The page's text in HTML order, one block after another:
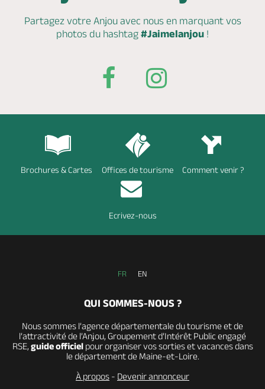
Partagez votre Anjou avec nous en marquantvos
photos du hashtag #Jaimelanjou !
Brochures & Cartes Offices de tourisme Comment venir ?
Ecrivez-nous
FR EN
QUI SOMMES-NOUS ?
Nous sommes l’agence départementale du tourisme et de
l’attractivité de l’Anjou, Groupement d’Intérêt Public engagé
RSE, guide officielpour organiser vos sorties et vacances dans
le département de Maine-et-Loire.
À propos - Devenir annonceur